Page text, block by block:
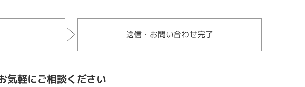
送信・お問い合わせ完了
気軽にご相談ください